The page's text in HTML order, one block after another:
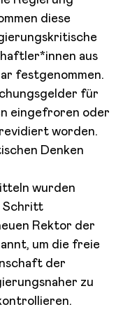
diese
aus
festgenommen.
für
eingefroren oder
worden.
Denken
wurden
Schritt
Rektor der
um die freie
der
zu